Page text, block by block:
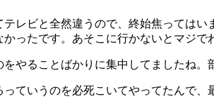
レビと全然違うので、終始焦っては
ったです。あそこに行かないとマジ
ることばかりに集中してましたね。
ていうのを必死こいてやってたんで、